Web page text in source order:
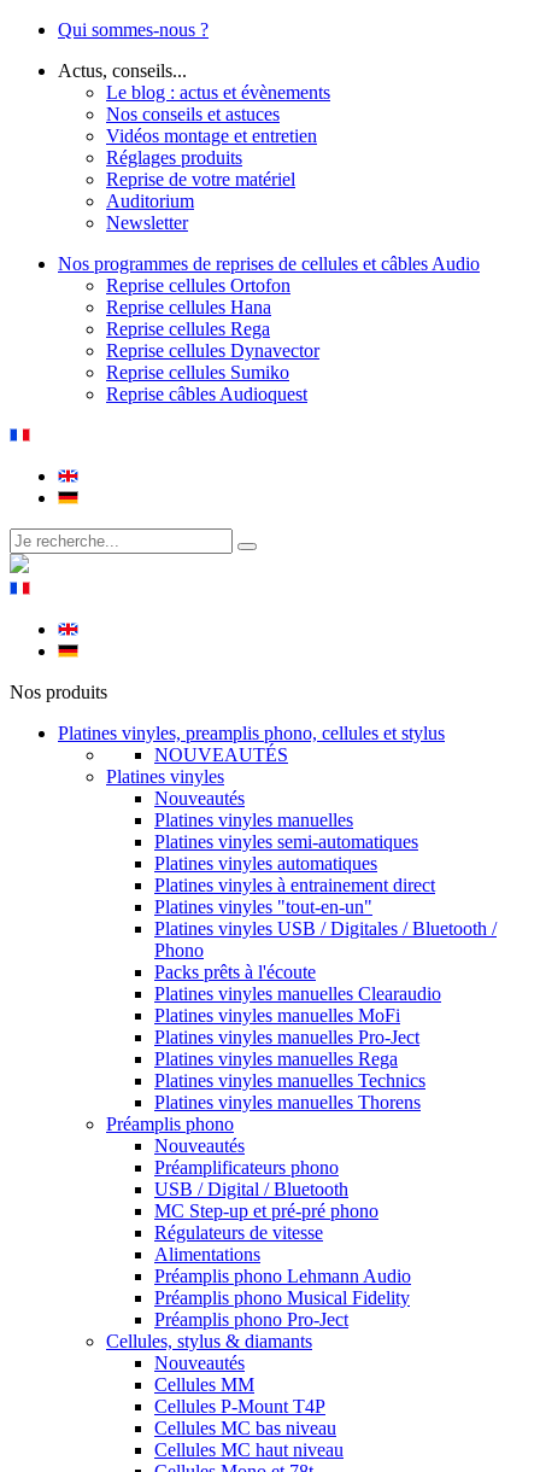
Qui sommes-nous ?
Actus, conseils...
Le blog : actus et évènements
Nos conseils et astuces
Vidéos montage et entretien
Réglages produits
Reprise de votre matériel
Auditorium
Newsletter
Nos programmes de reprises de cellules et câbles Audio
Reprise cellules Ortofon
Reprise cellules Hana
Reprise cellules Rega
Reprise cellules Dynavector
Reprise cellules Sumiko
Reprise câbles Audioquest
Nos produits
Platines vinyles, preamplis phono, cellules et stylus
NOUVEAUTÉS
Platines vinyles
Nouveautés
Platines vinyles manuelles
Platines vinyles semi-automatiques
Platines vinyles automatiques
Platines vinyles à entrainement direct
Platines vinyles "tout-en-un"
Platines vinyles USB / Digitales / Bluetooth /
Phono
Packs prêts à l'écoute
Platines vinyles manuelles Clearaudio
Platines vinyles manuelles MoFi
Platines vinyles manuelles Pro-Ject
Platines vinyles manuelles Rega
Platines vinyles manuelles Technics
Platines vinyles manuelles Thorens
Préamplis phono
Nouveautés
Préamplificateurs phono
USB / Digital / Bluetooth
MC Step-up et pré-pré phono
Régulateurs de vitesse
Alimentations
Préamplis phono Lehmann Audio
Préamplis phono Musical Fidelity
Préamplis phono Pro-Ject
Cellules, stylus & diamants
Nouveautés
Cellules MM
Cellules P-Mount T4P
Cellules MC bas niveau
Cellules MC haut niveau